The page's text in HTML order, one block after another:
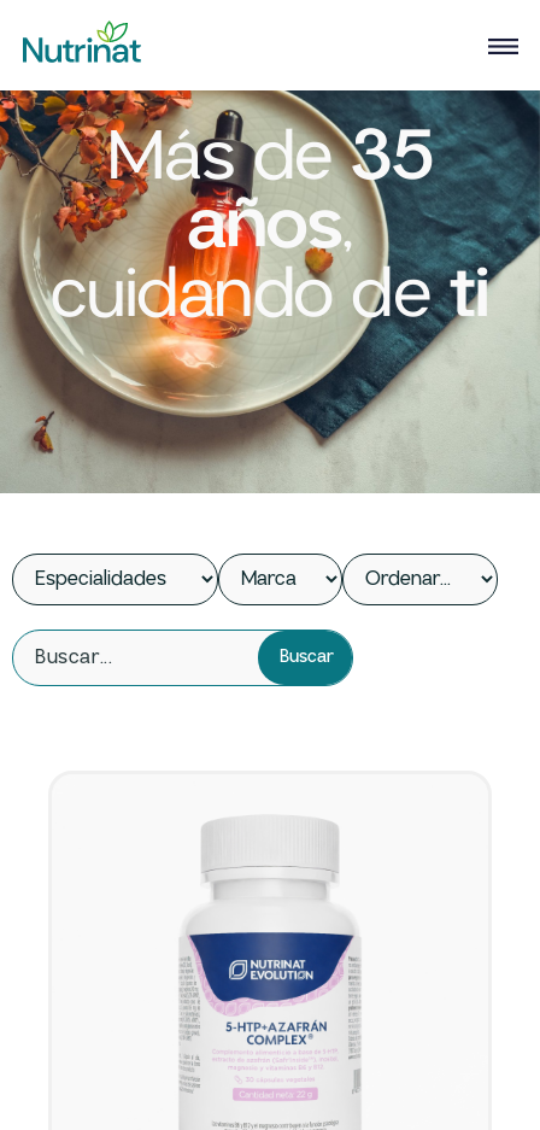
Más de35
años,
cuidando deti
Buscar